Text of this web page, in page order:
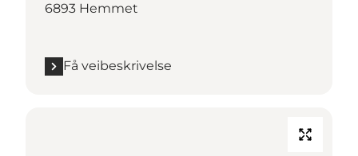
6893 Hemmet
Få veibeskrivelse